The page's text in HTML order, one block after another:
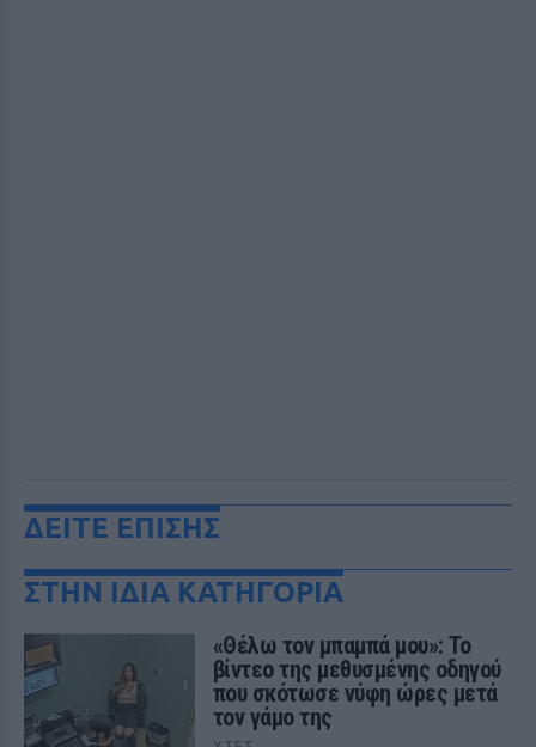
ΔΕΙΤΕ ΕΠΙΣΗΣ
ΣΤΗΝ ΙΔΙΑ ΚΑΤΗΓΟΡΙΑ
«Θέλω τον μπαμπά μου»: Το
βίντεο της μεθυσμένης οδηγού
που σκότωσε νύφη ώρες μετά
τον γάμο της